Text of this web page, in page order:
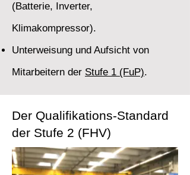
(Batterie, Inverter,
Klimakompressor).
Unterweisung und Aufsicht von
Mitarbeitern der Stufe 1 (FuP).
Der Qualifikations-Standard
der Stufe 2 (FHV)